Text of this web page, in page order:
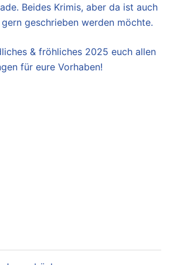
Beides Krimis, aber da ist auch
geschrieben werden möchte.
& fröhliches 2025 euch allen
für eure Vorhaben!